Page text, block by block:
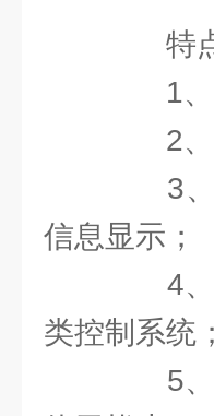
特点
1、
2、软
3、
信息显示；
4、
类控制系统；
5、